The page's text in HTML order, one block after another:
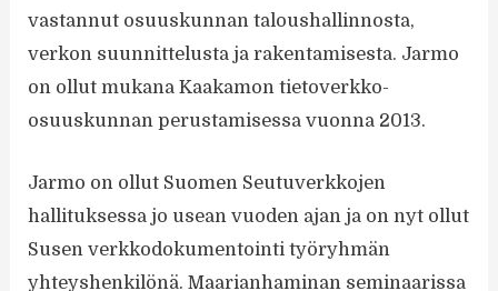
vastannut osuuskunnan taloushallinnosta,
verkon suunnittelusta ja rakentamisesta. Jarmo
on ollut mukana Kaakamon tietoverkko-
osuuskunnan perustamisessa vuonna 2013.
Jarmo on ollut Suomen Seutuverkkojen
hallituksessa jo usean vuoden ajan ja on nyt ollut
Susen verkkodokumentointi työryhmän
yhteyshenkilönä. Maarianhaminan seminaarissa